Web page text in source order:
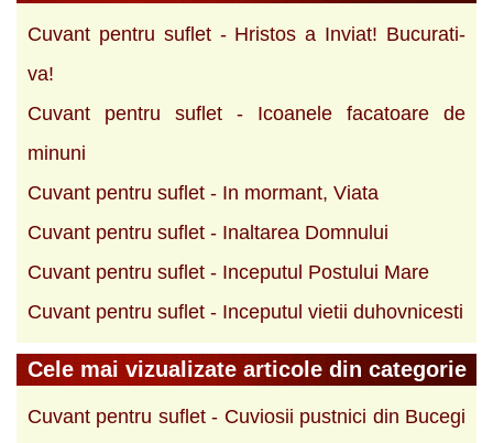
Cuvant pentru suflet - Hristos a Inviat! Bucurati-
va!
Cuvant pentru suflet - Icoanele facatoare de
minuni
Cuvant pentru suflet - In mormant, Viata
Cuvant pentru suflet - Inaltarea Domnului
Cuvant pentru suflet - Inceputul Postului Mare
Cuvant pentru suflet - Inceputul vietii duhovnicesti
Cele mai vizualizate articole din categorie
Cuvant pentru suflet - Cuviosii pustnici din Bucegi